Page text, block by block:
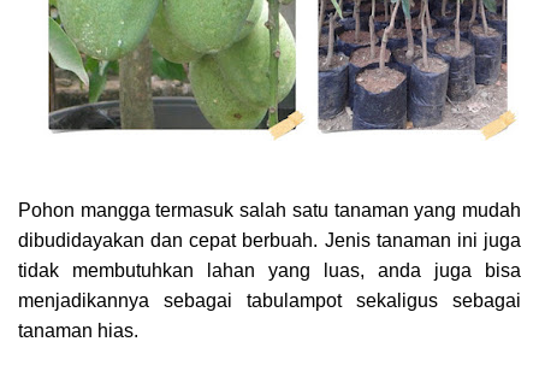
Pohon mangga termasuk salah satu tanaman yang mudah
dibudidayakan dan cepat berbuah. Jenis tanaman ini juga
tidak membutuhkan lahan yang luas, anda juga bisa
menjadikannya sebagai tabulampot sekaligus sebagai
tanaman hias.